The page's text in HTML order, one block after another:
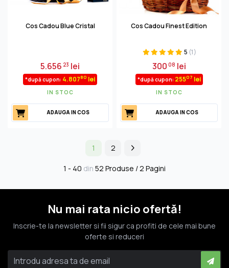
Cos Cadou Blue Cristal
5.656 23 lei
*după cupon: 4.80780 lei
IN STOC
ADAUGA IN COS
Cos Cadou Finest Edition
5 (1)
30008 lei
*după cupon: 25507 lei
IN STOC
ADAUGA IN COS
1 2
1 - 40 din 52 Produse / 2 Pagini
Nu mai rata nicio ofertă!
Inscrie-te la newsletter si fii sigur ca profiti de cele mai bune
oferte si reduceri